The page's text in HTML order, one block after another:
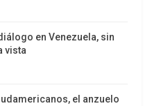
en Venezuela, sin
vista
el anzuelo